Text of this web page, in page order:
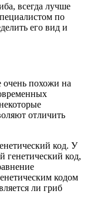
всегда лучше
по
его вид и
похожи на
отличить
код. У
генетический код,
кодом
ли гриб